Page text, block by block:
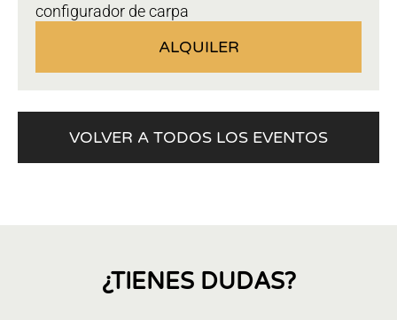
configurador de carpa
ALQUILER
VOLVER A TODOS LOS EVENTOS
¿TIENES DUDAS?